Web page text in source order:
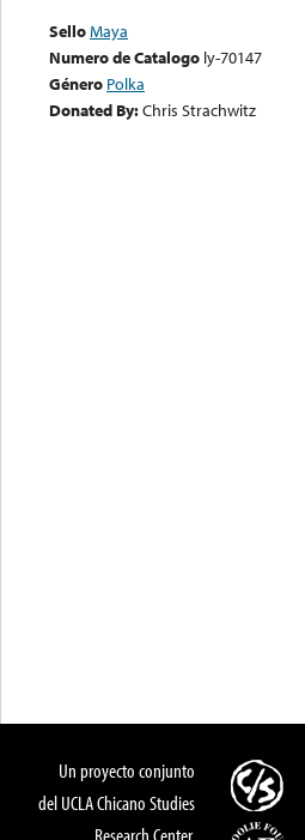
SelloMaya
Numero de Catalogo ly-70147
Género Polka
Donated By:Chris Strachwitz
Un proyecto conjunto
del UCLA Chicano Studies
Research Center,